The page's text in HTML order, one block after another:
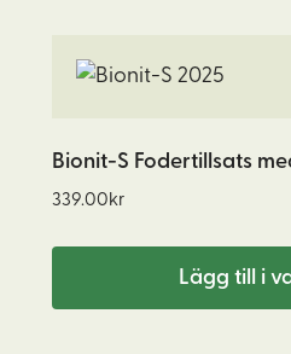
produktsidan
Bionit-S Fodertillsats
339.00kr
Lägg till i